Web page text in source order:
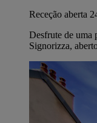
Receção aberta
Desfrute de uma
Signorizza,